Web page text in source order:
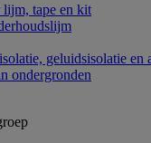
lijm, tape en kit
geluidsisolatie en
ondergronden